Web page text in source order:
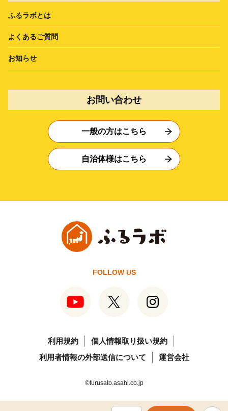
ふるラボとは
よくあるご質問
お知らせ
お問い合わせ
一般の方はこちら
自治体様はこちら
FOLLOW US
利用規約
個人情報取り扱い規約
利用者情報の外部送信について
運営会社
©furusato.asahi.co.jp